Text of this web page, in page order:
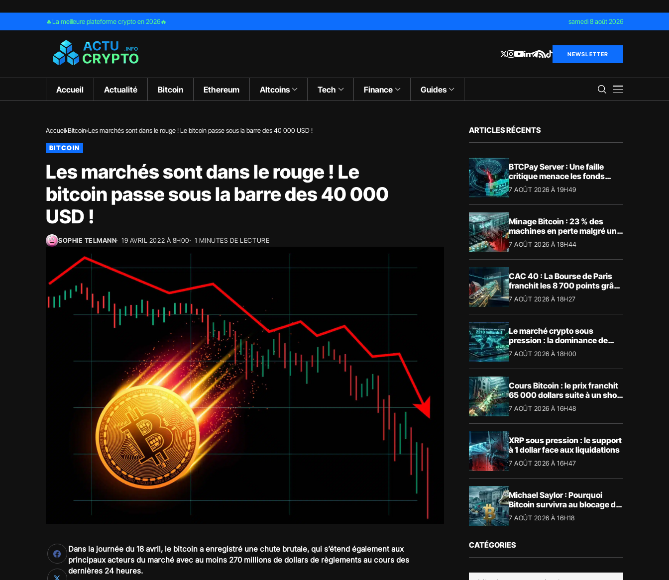
🔥La meilleure plateforme crypto en 2026🔥 samedi 8 août 2026
NEWSLETTER
Accueil Actualité Bitcoin Ethereum Altcoins Tech Finance Guides
Accueil Bitcoin Les marchés sont dans le rouge ! Le bitcoin passe sous la barre des 40 000 USD !
BITCOIN
Les marchés sont dans le rouge ! Le
bitcoin passe sous la barre des 40 000
USD !
SOPHIE TELMANN 19 AVRIL 2022 À 8H00 1 MINUTES DE LECTURE
Dans la journée du 18 avril, le bitcoin a enregistré une chute brutale, qui s’étend également aux
principaux acteurs du marché avec au moins 270 millions de dollars de règlements au cours des
dernières 24 heures.
ARTICLES RÉCENTS
BTCPay Server : Une faille
critique menace les fonds
Bitcoin
7 AOÛT 2026 À 19H49
Minage Bitcoin : 23 % des
machines en perte malgré un
BTC à 65 000 $
7 AOÛT 2026 À 18H44
CAC 40 : La Bourse de Paris
franchit les 8 700 points grâce
à la tech
7 AOÛT 2026 À 18H27
Le marché crypto sous
pression : la dominance de
Bitcoin aspire la liquidité
7 AOÛT 2026 À 18H00
Cours Bitcoin : le prix franchit
65 000 dollars suite à un short
squeeze massif
7 AOÛT 2026 À 16H48
XRP sous pression : le support
à 1 dollar face aux liquidations
7 AOÛT 2026 À 16H47
Michael Saylor : Pourquoi
Bitcoin survivra au blocage du
CLARITY Act
7 AOÛT 2026 À 16H18
CATÉGORIES